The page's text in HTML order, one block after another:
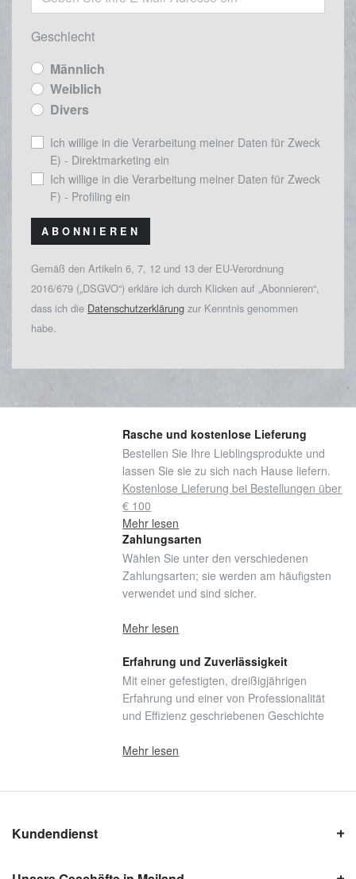
Geschlecht
Männlich
Weiblich
Divers
Ich willige in die Verarbeitung meiner Daten für Zweck
E) - Direktmarketing ein
Ich willige in die Verarbeitung meiner Daten für Zweck
F) - Profiling ein
ABONNIEREN
Gemäß den Artikeln 6, 7, 12 und 13 der EU-Verordnung
2016/679 („DSGVO“) erkläre ich durch Klicken auf „Abonnieren“,
dass ich die Datenschutzerklärung zur Kenntnis genommen
habe.
Rasche und kostenlose Lieferung
Bestellen Sie Ihre Lieblingsprodukte und
lassen Sie sie zu sich nach Hause liefern.
Kostenlose Lieferung bei Bestellungen über
€ 100
Mehr lesen
Zahlungsarten
Wählen Sie unter den verschiedenen
Zahlungsarten; sie werden am häufigsten
verwendet und sind sicher.
Mehr lesen
Erfahrung und Zuverlässigkeit
Mit einer gefestigten, dreißigjährigen
Erfahrung und einer von Professionalität
und Effizienz geschriebenen Geschichte
Mehr lesen
Kundendienst